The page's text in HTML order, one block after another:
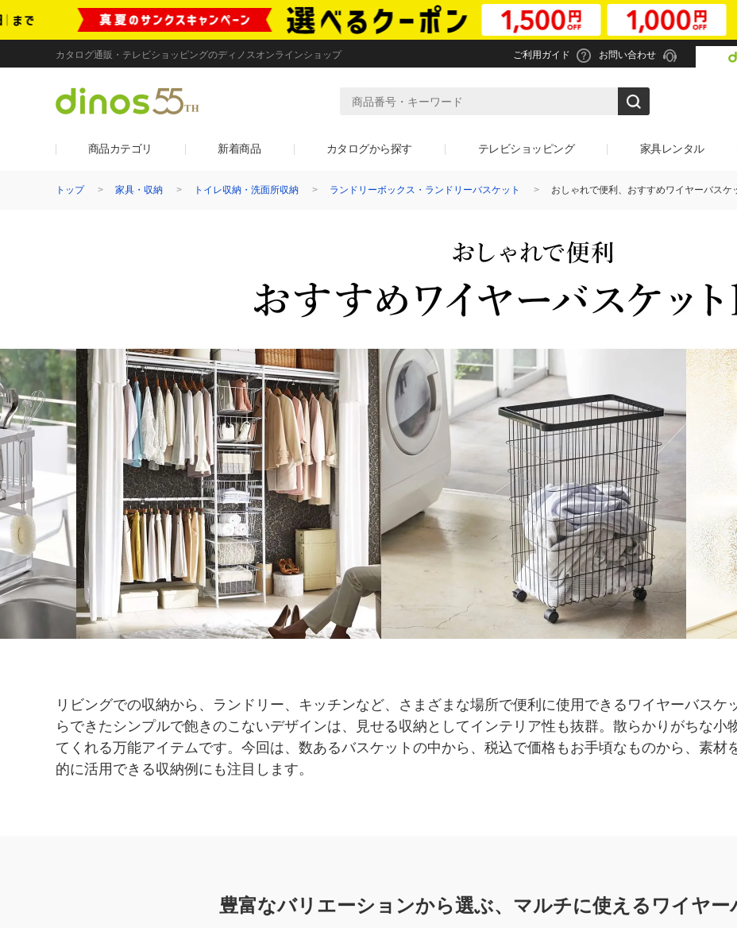
カタログ通販・テレビショッピングのディノスオンラインショップ ご利用ガイド お問い合わせ
商品カテゴリ 新着商品 カタログから探す テレビショッピング 家具レンタル
トップ 家具・収納 トイレ収納・洗面所収納 ランドリーボックス・ランドリーバスケット おしゃれで便利、おすすめワイヤーバスケ
リビングでの収納から、ランドリー、キッチンなど、さまざまな場所で便利に使用できるワイヤーバス
らできたシンプルで飽きのこないデザインは、見せる収納としてインテリア性も抜群。散らかりがちな小
てくれる万能アイテムです。今回は、数あるバスケットの中から、税込で価格もお手頃なものから、素材
的に活用できる収納例にも注目します。
豊富なバリエーションから選ぶ、 マルチに使えるワイヤー